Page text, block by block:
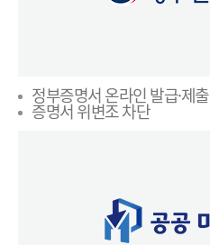
정부증명서 온라인 발급·제출
증명서 위변조 차단